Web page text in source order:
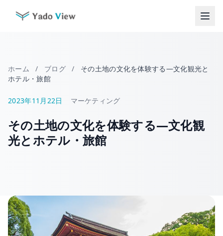
ホーム / ブログ /
その土地の文化を体験する―文化観光と
ホテル・旅館
2023年11月22日 マーケティング
その土地の文化を体験する―文化観
光とホテル・旅館